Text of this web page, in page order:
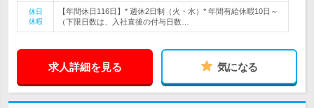
休日
休暇
【年間休日116日】* 週休2日制（火・水）* 年間有給休暇10日～
（下限日数は、入社直後の付与日数…
求人詳細を見る 気になる